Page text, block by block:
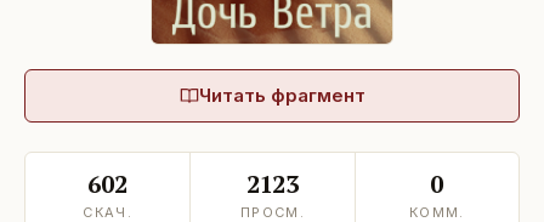
Читать фрагмент
602
СКАЧ.
2123
ПРОСМ.
0
КОММ.